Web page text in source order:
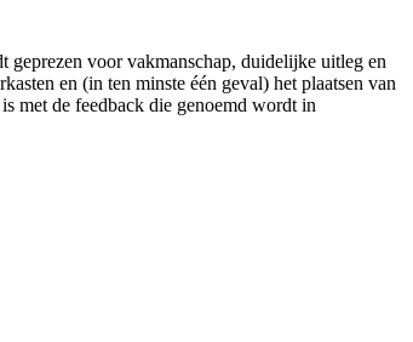
voor vakmanschap, duidelijke uitleg en
en (in ten minste één geval) het plaatsen van
met de feedback die genoemd wordt in